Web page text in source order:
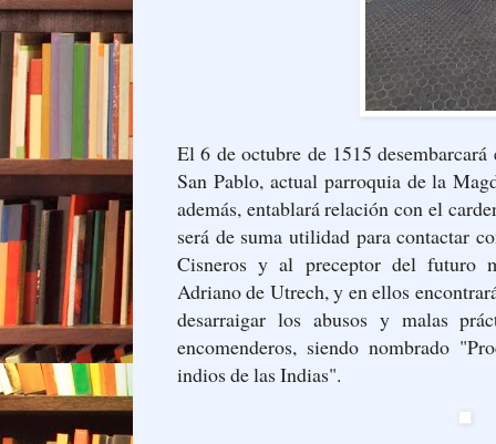
El 6 de octubre de 1515
San Pablo, actual parroquia de la
además, entablará relación con el
será de suma utilidad para contactar
Cisneros y al preceptor del futuro
Adriano de Utrech, y en ellos
desarraigar los abusos y malas
encomenderos, siendo nombrado
indios de las Indias".